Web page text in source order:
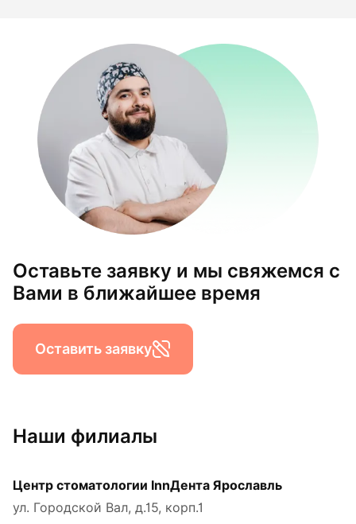
Оставьте заявку и мы свяжемся с
Вами в ближайшее время
Оставить заявку
Наши филиалы
Центр стоматологии InnДента Ярославль
ул. Городской Вал, д.15, корп.1